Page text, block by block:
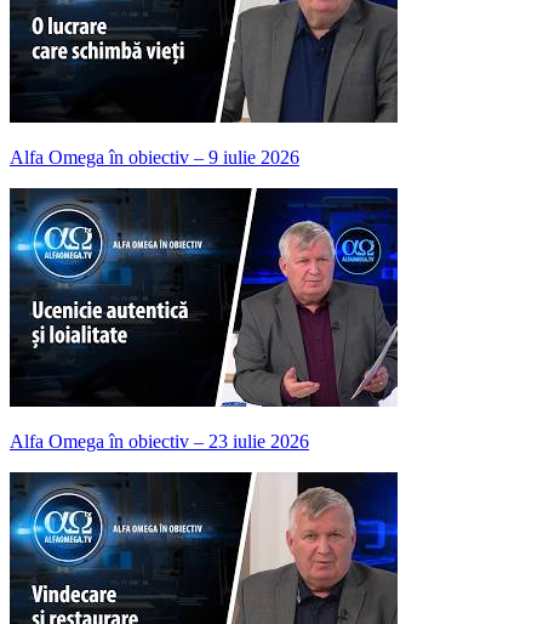
Alfa Omega în obiectiv – 9 iulie 2026
Alfa Omega în obiectiv – 23 iulie 2026